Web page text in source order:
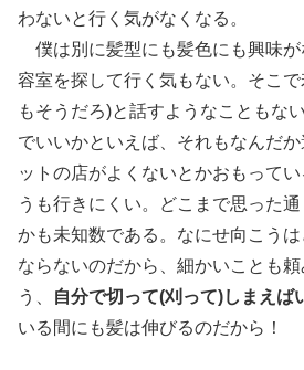
わないと行く気がなくなる。
僕は別に髪型にも髪色にも興味が
容室を探して行く気もない。そこ
もそうだろ)と話すようなこともな
でいいかといえば、それもなんだ
ットの店がよくないとかおもって
うも行きにくい。どこまで思った
かも未知数である。なにせ向こう
ならないのだから、細かいことも
う、
自分で切って(刈って)しまえば
いる間にも髪は伸びるのだから！